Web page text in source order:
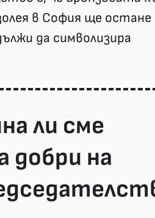
в София ще остане
да символизира
ли сме
добри на